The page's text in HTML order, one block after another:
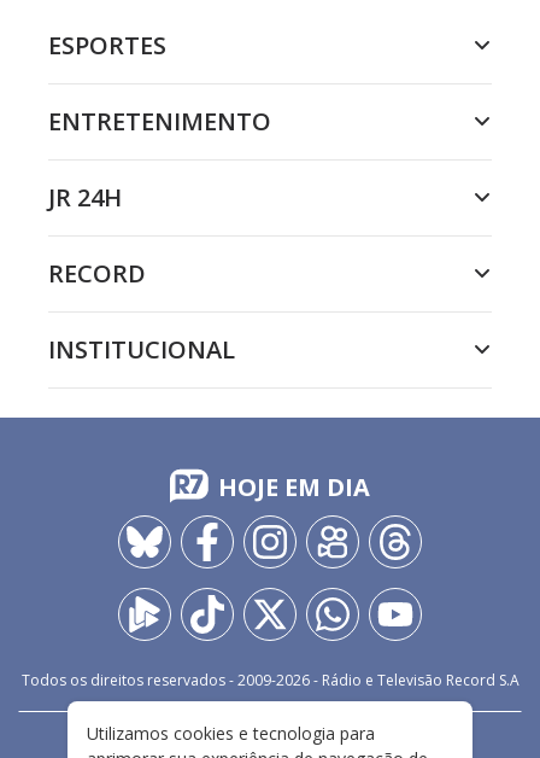
ESPORTES
ENTRETENIMENTO
JR 24H
RECORD
INSTITUCIONAL
HOJE EM DIA
Todos os direitos reservados - 2009-2026- Rádio e Televisão Record S.A
FALE CONOSCO PRIVACIDADE
Utilizamos cookies e tecnologia para